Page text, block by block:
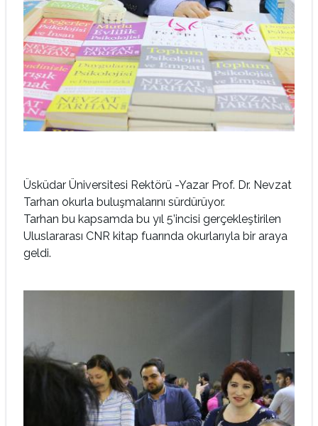
Üsküdar Üniversitesi Rektörü -Yazar Prof. Dr. Nevzat
Tarhan okurla buluşmalarını sürdürüyor.
Tarhan bu kapsamda bu yıl 5’incisi gerçekleştirilen
Uluslararası CNR kitap fuarında okurlarıyla bir araya
geldi.